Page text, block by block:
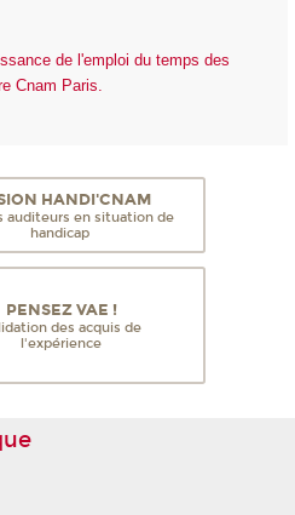
de l'emploi du temps des
Cnam Paris.
HANDI'CNAM
auditeurs en situation de
handicap
PENSEZ VAE !
des acquis de
l'expérience